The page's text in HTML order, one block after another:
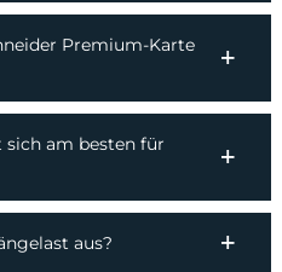
Premium-Karte
sich am besten für
aus?